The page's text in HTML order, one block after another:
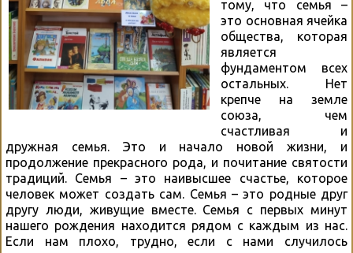
тому, что семья –
это основная ячейка
общества, которая
является
фундаментом всех
остальных. Нет
крепче на земле
союза, чем
счастливая и
дружная семья. Это и начало новой жизни, и
продолжение прекрасного рода, и почитание святости
традиций. Семья – это наивысшее счастье, которое
человек может создать сам. Семья – это родные друг
другу люди, живущие вместе. Семья с первых минут
нашего рождения находится рядом с каждым из нас.
Если нам плохо, трудно, если с нами случилось